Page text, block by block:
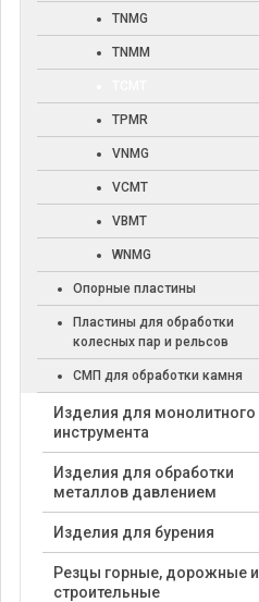
TNMG
TNMM
TPMR
VNMG
VCMT
VBMT
WNMG
Опорные пластины
Пластины для обработки
колесных пар и рельсов
СМП для обработки камня
Изделия для монолитного
инструмента
Изделия для обработки
металлов давлением
Изделия для бурения
Резцы горные, дорожные и
строительные